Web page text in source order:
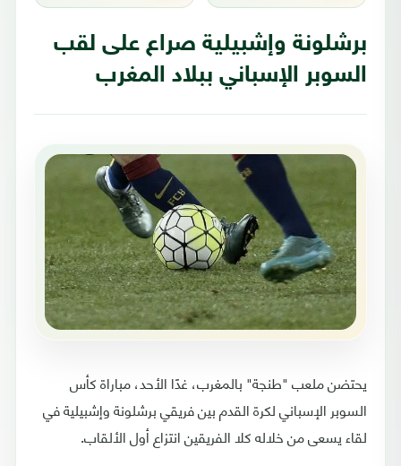
برشلونة وإشبيلية صراع على لقب
السوبر الإسباني ببلاد المغرب
يحتضن ملعب "طنجة" بالمغرب، غدًا الأحد، مباراة كأس
السوبر الإسباني لكرة القدم بين فريقي برشلونة وإشبيلية في
لقاء يسعى من خلاله كلا الفريقين انتزاع أول الألقاب.